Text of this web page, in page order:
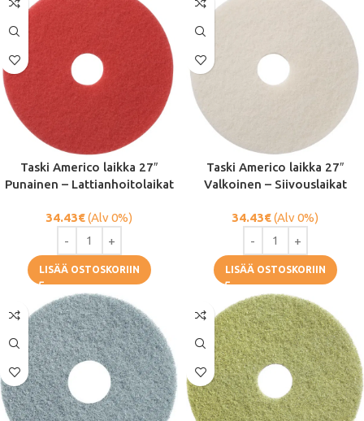
Taski Americo laikka 27″
Punainen – Lattianhoitolaikat
34.43€(Alv 0%)
LISÄÄ OSTOSKORIIN
Taski Americo laikka 27″
Valkoinen – Siivouslaikat
34.43€(Alv 0%)
LISÄÄ OSTOSKORIIN